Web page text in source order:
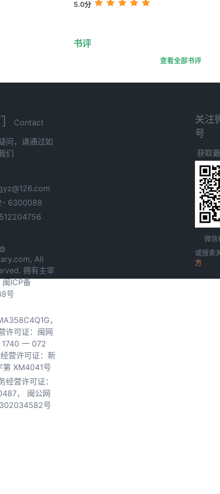
5.0分
书评
查看全部书评
Contact
问，请通过如
们
6300088
All
拥有主宰
闽ICP备
号
，
许可证：闽网
一 072
营许可证：新
第 XM4041号
经营许可证：
，
闽公网
号
关注
号
获取
微信
或搜索
方